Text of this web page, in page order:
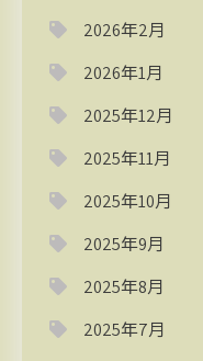
2026年2月
2026年1月
2025年12月
2025年11月
2025年10月
2025年9月
2025年8月
2025年7月